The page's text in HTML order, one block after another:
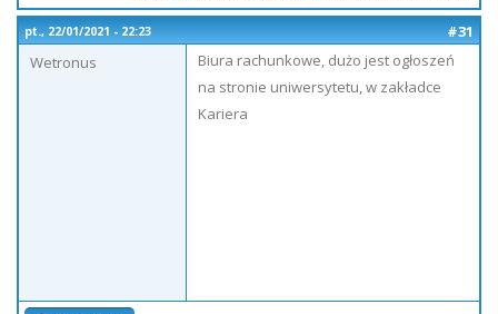
pt., 22/01/2021 - 22:23
#31
Wetronus
Biura rachunkowe, dużo jest ogłoszeń
na stronie uniwersytetu, w zakładce
Kariera